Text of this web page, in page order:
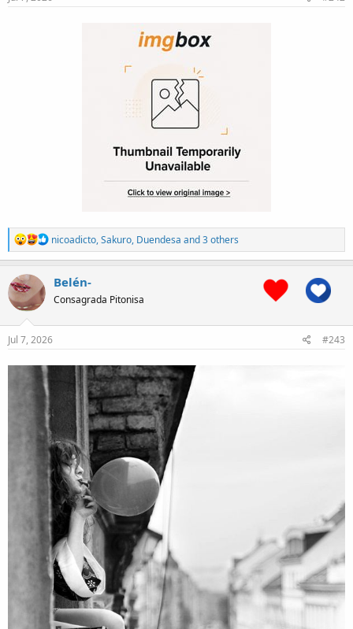
R
e
a
c
n
s
nicoadicto,Sakuro, Duendesa and 3 others
Belén-
Consagrada Pitonisa
Jul 7, 2026 #243